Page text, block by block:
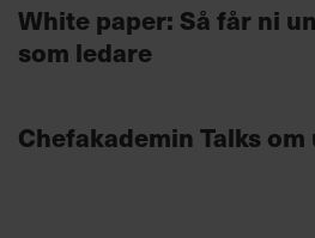
White paper: Så får ni
som ledare
Chefakademin Talks